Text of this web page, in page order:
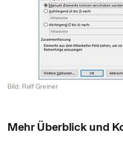
Bild: Ralf Greiner
Mehr Überblick und